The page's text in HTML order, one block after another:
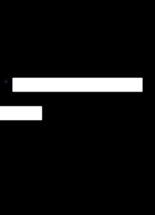
*Required